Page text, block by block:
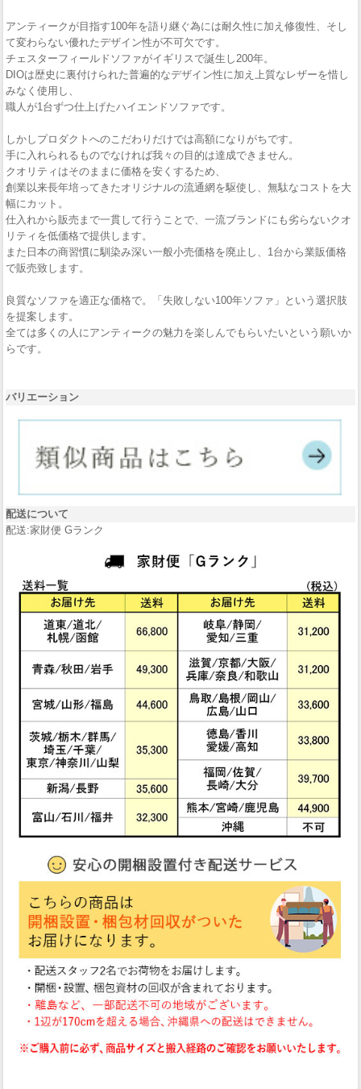
アンティークが目指す100年を語り継ぐ為には耐久性に加え修復性、そし
て変わらない優れたデザイン性が不可欠です。
チェスターフィールドソファがイギリスで誕生し200年。
DIOは歴史に裏付けられた普遍的なデザイン性に加え上質なレザーを惜し
みなく使用し、
職人が1台ずつ仕上げたハイエンドソファです。
しかしプロダクトへのこだわりだけでは高額になりがちです。
手に入れられるものでなければ我々の目的は達成できません。
クオリティはそのままに価格を安くするため、
創業以来長年培ってきたオリジナルの流通網を駆使し、無駄なコストを大
幅にカット。
仕入れから販売まで一貫して行うことで、一流ブランドにも劣らないクオ
リティを低価格で提供します。
また日本の商習慣に馴染み深い一般小売価格を廃止し、1台から業販価格
で販売致します。
良質なソファを適正な価格で。「失敗しない100年ソファ」という選択肢
を提案します。
全ては多くの人にアンティークの魅力を楽しんでもらいたいという願いか
らです。
バリエーション
配送について
配送:家財便 Gランク